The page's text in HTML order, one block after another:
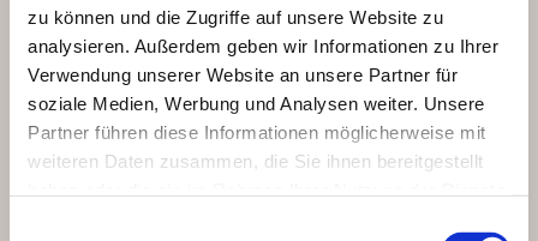
zu können und die Zugriffe auf unsere Website zu
analysieren. Außerdem geben wir Informationen zu Ihrer
Verwendung unserer Website an unsere Partner für
soziale Medien, Werbung und Analysen weiter. Unsere
Partner führen diese Informationen möglicherweise mit
weiteren Daten zusammen, die Sie ihnen bereitgestellt